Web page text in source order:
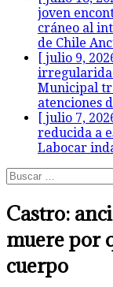
joven
cráneo al
de Chile
[ julio 9,
Municipal
atenciones
[ julio 7,
reducida a
Labocar
Buscar:
Castro:
muere por
cuerpo